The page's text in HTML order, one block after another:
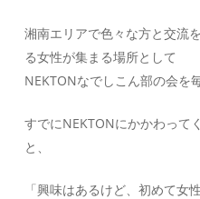
湘南エリアで色々な方と交流
る女性が集まる場所として
NEKTONなでしこん部の会を
すでにNEKTONにかかわって
と、
「興味はあるけど、初めて女